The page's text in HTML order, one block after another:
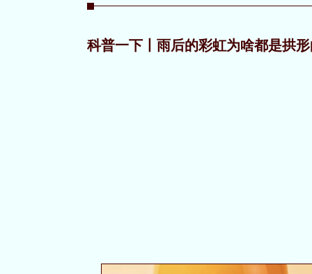
科普一下丨雨后的彩虹为啥都是拱